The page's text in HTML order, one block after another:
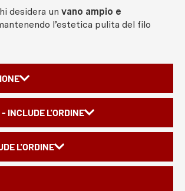
INCLUDE L'ORDINE
L'ORDINE
desidera un vano ampio e
l’estetica pulita del filo